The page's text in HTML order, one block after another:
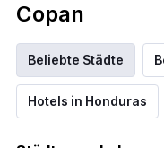
Copan
Beliebte Städte
Hotels in Honduras